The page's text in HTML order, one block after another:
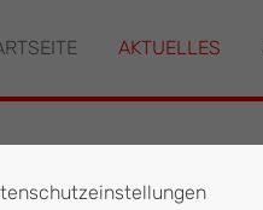
existiert
Der
AKTUELLES